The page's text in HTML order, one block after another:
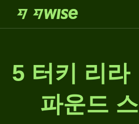
5 터키 리
파운드